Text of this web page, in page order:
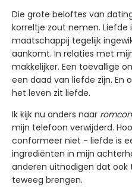
Die grote beloftes van
korreltje zout nemen. Liefde
maatschappij tegelijk
aankomt. In relaties met
makkelijker. Een toevallige
een daad van liefde zijn. En
het leven zit liefde.
Ik kijk nu anders naar
mijn telefoon verwijderd.
conformeer niet - liefde is
ingrediënten in mijn
anderen uitnodigen dat ook
teweeg brengen.